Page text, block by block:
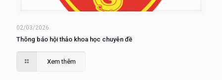
02/03/2026
Thông báo hội thảo khoa học chuyên đề
Xem thêm